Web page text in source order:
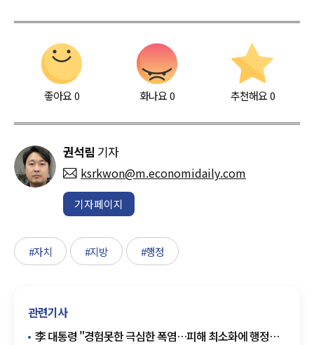
좋아요0 화나요0 추천해요 0
권석림 기자
ksrkwon@m.economidaily.com
기자페이지
#자치 #지방 #행정
관련기사
李 대통령 "경험못한 극심한 폭염…피해 최소화에 행정력